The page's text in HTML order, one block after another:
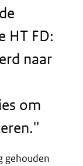
HT FD:
naar
om
gehouden